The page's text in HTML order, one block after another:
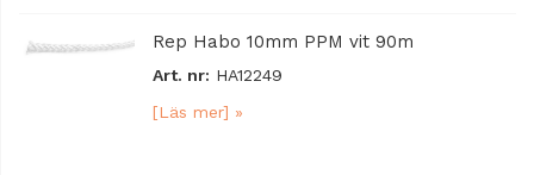
Rep Habo 10mm PPM vit 90m
Art. nr: HA12249
[Läs mer] »